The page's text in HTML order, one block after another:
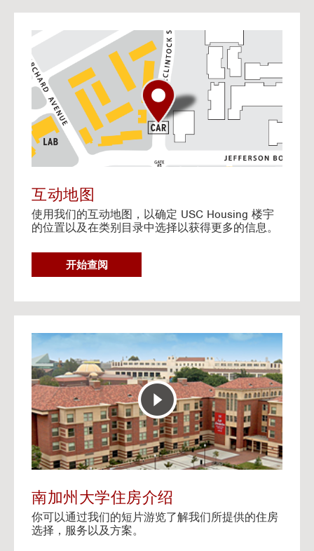
USC
Housing
G
o
t
o
n
t
e
r
t
i
v
e
p
互动地图
使用我们的互动地图，以确定 USC Housing 楼宇
的位置以及在类别目录中选择以获得更多的信息。
G
O
N
E
R
A
C
T
I
V
E
A
P
开始查阅
G
o
t
o
H
o
u
i
n
V
i
d
e
南加州大学住房介绍
你可以通过我们的短片游览了解我们所提供的住房
选择，服务以及方案。